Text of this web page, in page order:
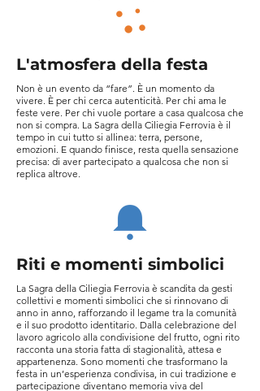
L'atmosfera della festa
Non è un evento da “fare”. È un momento da
vivere. È per chi cerca autenticità. Per chi ama le
feste vere. Per chi vuole portare a casa qualcosa che
non si compra. La Sagra della Ciliegia Ferrovia è il
tempo in cui tutto si allinea: terra, persone,
emozioni. E quando finisce, resta quella sensazione
precisa: di aver partecipato a qualcosa che non si
replica altrove.
Riti e momenti simbolici
La Sagra della Ciliegia Ferrovia è scandita da gesti
collettivi e momenti simbolici che si rinnovano di
anno in anno, rafforzando il legame tra la comunità
e il suo prodotto identitario. Dalla celebrazione del
lavoro agricolo alla condivisione del frutto, ogni rito
racconta una storia fatta di stagionalità, attesa e
appartenenza. Sono momenti che trasformano la
festa in un’esperienza condivisa, in cui tradizione e
partecipazione diventano memoria viva del